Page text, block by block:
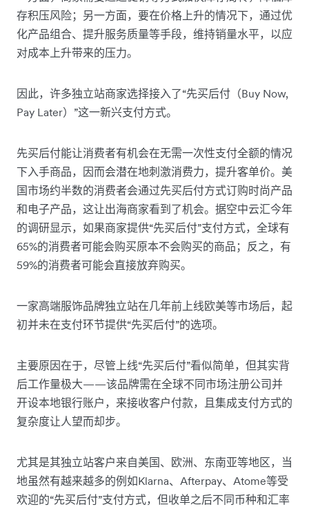
存积压风险；另一方面，要在价格上升的情况下，通过优
化产品组合、提升服务质量等手段，维持销量水平，以应
对成本上升带来的压力。
因此，许多独立站商家选择接入了“先买后付（Buy Now,
Pay Later）”这一新兴支付方式。
先买后付能让消费者有机会在无需一次性支付全额的情况
下入手商品，因而会潜在地刺激消费力，提升客单价。美
国市场约半数的消费者会通过先买后付方式订购时尚产品
和电子产品，这让出海商家看到了机会。据空中云汇今年
的调研显示，如果商家提供“先买后付”支付方式，全球有
65%的消费者可能会购买原本不会购买的商品；反之，有
59%的消费者可能会直接放弃购买。
一家高端服饰品牌独立站在几年前上线欧美等市场后，起
初并未在支付环节提供“先买后付”的选项。
主要原因在于，尽管上线“先买后付”看似简单，但其实背
后工作量极大——该品牌需在全球不同市场注册公司并
开设本地银行账户，来接收客户付款，且集成支付方式的
复杂度让人望而却步。
尤其是其独立站客户来自美国、欧洲、东南亚等地区，当
地虽然有越来越多的例如Klarna、Afterpay、Atome等受
欢迎的“先买后付”支付方式，但收单之后不同币种和汇率